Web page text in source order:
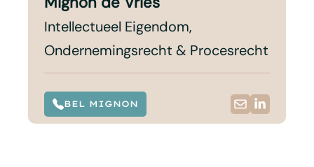
Intellectueel Eigendom,
Ondernemingsrecht & Procesrecht
BEL MIGNON